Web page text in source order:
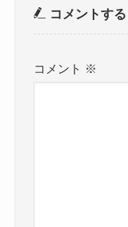
コメントする
コメント ※